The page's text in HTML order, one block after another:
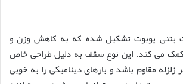
بتنی یوبوت تشکیل شده که به کاهش وزن و
کمک می کند. این نوع سقف به دلیل طراحی خاص
زلزله مقاوم باشد و بارهای دینامیکی را به خوبی